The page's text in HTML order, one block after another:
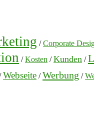
/Corporate
/Kosten /Kunden /
Webseite /Werbung /